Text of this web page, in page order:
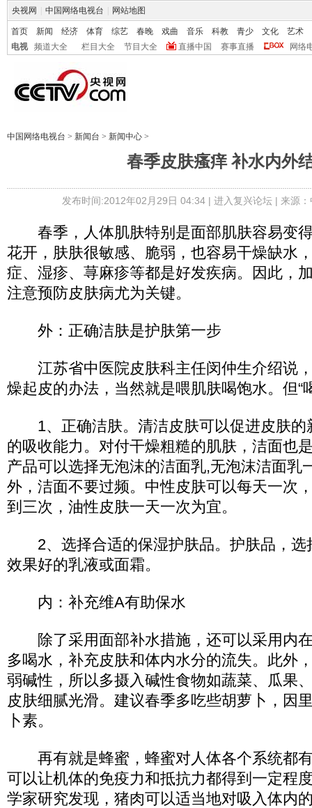
央视网 中国网络电视台 网站地图
首页 新闻 经济 体育 综艺 春晚 戏曲 音乐 科教 青少 文化
艺术
电视
频道大全 栏目大全 节目大全 直播中国 赛事直播 网络
中国网络电视台 > 新闻台 > 新闻中心 >
春季皮肤瘙痒 补水内外
发布时间:2012年02月29日 04:34 | 进入复兴论坛| 来源
春季，人体肌肤特别是面部肌肤容易变
花开，肤肤很敏感、脆弱，也容易干燥缺水
症、湿疹、荨麻疹等都是好发疾病。因此，
注意预防皮肤病尤为关键。
外：正确洁肤是护肤第一步
江苏省中医院皮肤科主任闵仲生介绍说
燥起皮的办法，当然就是喂肌肤喝饱水。但“
1、正确洁肤。清洁皮肤可以促进皮肤的
的吸收能力。对付干燥粗糙的肌肤，洁面也
产品可以选择无泡沫的洁面乳,无泡沫洁面乳
外，洁面不要过频。中性皮肤可以每天一次
到三次，油性皮肤一天一次为宜。
2、选择合适的保湿护肤品。护肤品，选
效果好的乳液或面霜。
内：补充维A有助保水
除了采用面部补水措施，还可以采用内
多喝水，补充皮肤和体内水分的流失。此外
弱碱性，所以多摄入碱性食物如蔬菜、瓜果
皮肤细腻光滑。建议春季多吃些胡萝卜，因
卜素。
再有就是蜂蜜，蜂蜜对人体各个系统都
可以让机体的免疫力和抵抗力都得到一定程
学家研究发现，猪肉可以适当地对吸入体内